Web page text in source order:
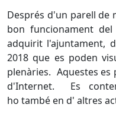
Després d'un parell de
bon funcionament
adquirit l'ajuntament,
2018 que es poden
plenàries. Aquestes es
d'Internet. Es
ho també en d' altres